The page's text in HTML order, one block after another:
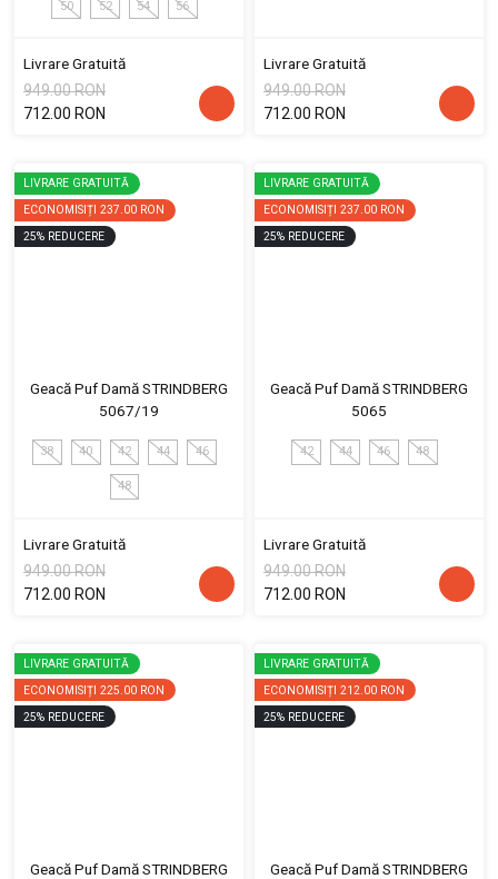
50 52 54 56
Livrare Gratuită
949.00 RON
712.00 RON
Livrare Gratuită
949.00 RON
712.00 RON
LIVRARE GRATUITĂ
ECONOMISIȚI 237.00 RON
25% REDUCERE
Geacă Puf Damă STRINDBERG
5067/19
38 40 42 44 46
48
Livrare Gratuită
949.00 RON
712.00 RON
LIVRARE GRATUITĂ
ECONOMISIȚI 237.00 RON
25% REDUCERE
Geacă Puf Damă STRINDBERG
5065
42 44 46 48
Livrare Gratuită
949.00 RON
712.00 RON
LIVRARE GRATUITĂ
ECONOMISIȚI 225.00 RON
25% REDUCERE
Geacă Puf Damă STRINDBERG
LIVRARE GRATUITĂ
ECONOMISIȚI 212.00 RON
25% REDUCERE
Geacă Puf Damă STRINDBERG